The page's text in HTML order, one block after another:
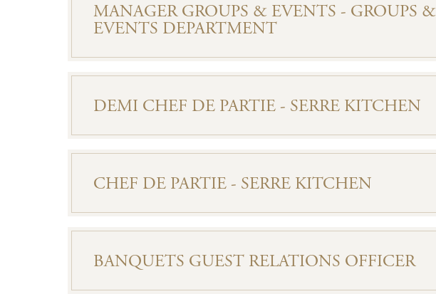
MANAGER GROUPS & EVENTS - GROUPS &
EVENTS DEPARTMENT
DEMI CHEF DE PARTIE - SERRE KITCHEN
CHEF DE PARTIE - SERRE KITCHEN
BANQUETS GUEST RELATIONS OFFICER